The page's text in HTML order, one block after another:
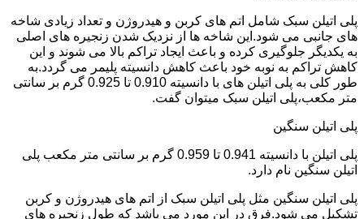
پلی اتیلن سبک شامل اتم های کربن و هیدروژن و تعداد زیادی شاخه
های جانبی می شود.این شاخه ها از نزدیک شدن زنجیره های اصلی
به یکدیگر جلوگیری کرده و باعث ایجاد تراکم بالا می شوند و این
کاهش تراکم به نوبه خود باعث کاهش دانسیته پلیمر می گردد.به
طور کلی به پلی اتیلن های با دانسیته 0.910 تا 0.925 گرم بر سانتی
متر مکعب،پلی اتیلن سبک میتوان گفت.
پلی اتیلن سنگین
پلی اتیلن با دانسیته 0.941 تا 0.959 گرم بر سانتی متر مکعب پلی
اتیلن سنگین نام دارد.
پلی اتیلن سنگین مثل پلی اتیلن سبک از اتم های هیدروژن و کربن
تشکیل می شود.فرق در این مورد می باشد که طول زنجیره های